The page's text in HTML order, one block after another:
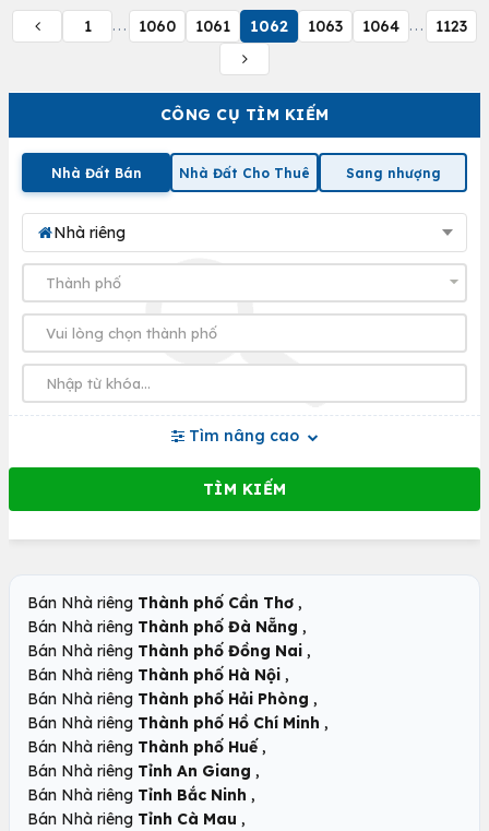
CÔNG CỤ TÌM KIẾM
Nhà Đất Bán Nhà Đất Cho Thuê Sang nhượng
Nhà riêng
Tìm nâng cao
1 ... 1060 1061 1062 1063 1064 ... 1123
Bán Nhà riêng Thành phố Cần Thơ ,
Bán Nhà riêng Thành phố Đà Nẵng ,
Bán Nhà riêng Thành phố Đồng Nai ,
Bán Nhà riêng Thành phố Hà Nội ,
Bán Nhà riêng Thành phố Hải Phòng ,
Bán Nhà riêng Thành phố Hồ Chí Minh ,
Bán Nhà riêng Thành phố Huế ,
Bán Nhà riêng Tỉnh An Giang ,
Bán Nhà riêng Tỉnh Bắc Ninh ,
Bán Nhà riêng Tỉnh Cà Mau ,